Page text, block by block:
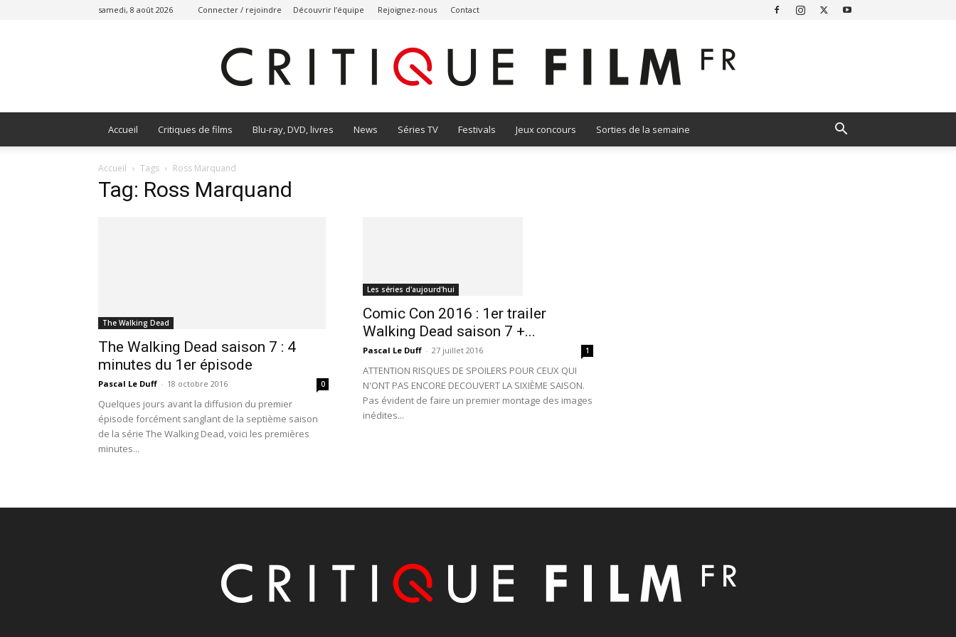
samedi, 8 août 2026 Connecter / rejoindre Découvrir l’équipe Rejoignez-nous Contact
Accueil Critiques de films Blu-ray, DVD, livres News Séries TV Festivals Jeux concours Sorties de la semaine
Accueil Tags Ross Marquand
Tag: Ross Marquand
The Walking Dead
The Walking Dead saison 7 : 4
minutes du 1er épisode
Pascal Le Duff - 18 octobre 2016 0
Quelques jours avant la diffusion du premier
épisode forcément sanglant de la septième saison
de la série The Walking Dead, voici les premières
minutes...
Les séries d'aujourd'hui
Comic Con 2016 : 1er trailer
Walking Dead saison 7 +...
Pascal Le Duff - 27 juillet 2016 1
ATTENTION RISQUES DE SPOILERS POUR CEUX QUI
N'ONT PAS ENCORE DECOUVERT LA SIXIÈME SAISON.
Pas évident de faire un premier montage des images
inédites...